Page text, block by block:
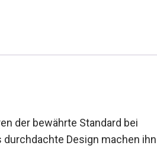
der bewährte Standard bei
Design machen ihn